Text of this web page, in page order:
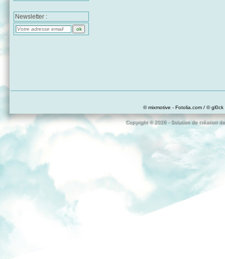
Newsletter :
© mixmotive - Fotolia.com / ©
Copyright © 2026 - Solution de création